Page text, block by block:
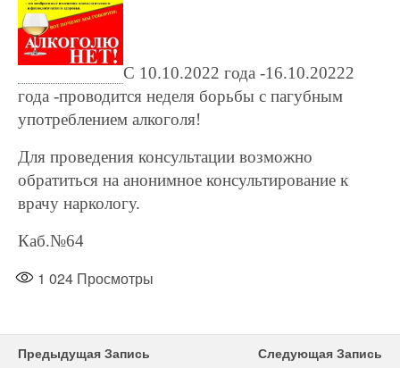
С 10.10.2022 года -16.10.20222
года -проводится неделя борьбы с пагубным
употреблением алкоголя!
Для проведения консультации возможно
обратиться на анонимное консультирование к
врачу наркологу.
Каб.№64
1 024 Просмотры
Предыдущая Запись Следующая Запись